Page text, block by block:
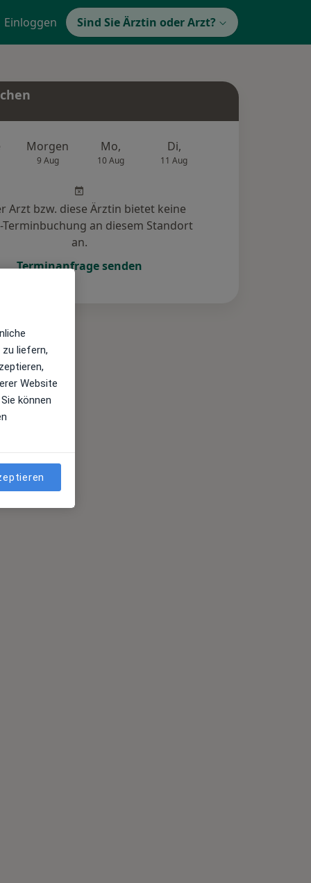
Einloggen Sind Sie Ärztin oder Arzt?
Morgen
9 Aug
Mo,
10 Aug
Di,
11 Aug
Arzt bzw. diese Ärztin bietet keine
Terminbuchung an diesem Standort
an.
Terminanfrage senden
liefern,
Website
können